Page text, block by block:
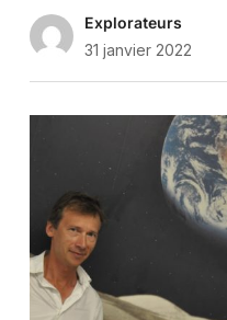
Explorateurs
31 janvier 2022